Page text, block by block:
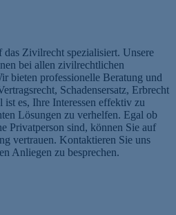
Zivilrecht spezialisiert. Unsere
bei allen zivilrechtlichen
bieten professionelle Beratung und
Schadensersatz, Erbrecht
es, Ihre Interessen effektiv zu
Lösungen zu verhelfen. Egal ob
Privatperson sind, können Sie auf
vertrauen. Kontaktieren Sie uns
Anliegen zu besprechen.